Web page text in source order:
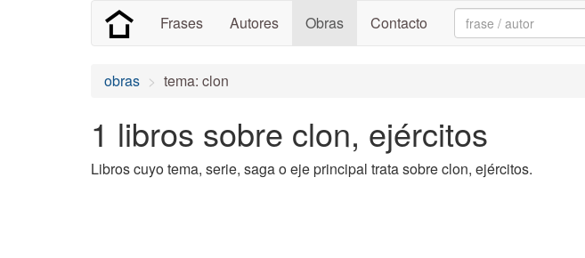
Frases Autores Obras Contacto Search:
obras tema: clon
1 libros sobre clon, ejércitos
Libros cuyo tema, serie, saga o eje principal trata sobre clon, ejércitos.